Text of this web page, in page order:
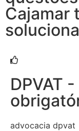
Cajamar
DPVAT
advocacia dpvat